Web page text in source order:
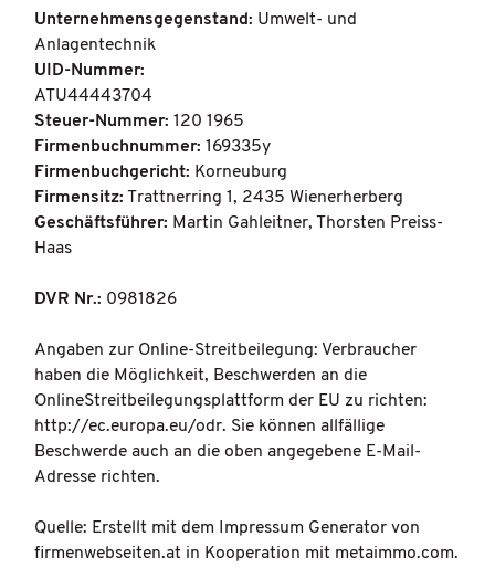
Unternehmensgegenstand: Umwelt- und
Anlagentechnik
UID-Nummer:
ATU44443704
Steuer-Nummer: 120 1965
Firmenbuchnummer: 169335y
Firmenbuchgericht: Korneuburg
Firmensitz: Trattnerring 1, 2435 Wienerherberg
Geschäftsführer: Martin Gahleitner, Thorsten Preiss-
Haas
DVR Nr.: 0981826
Angaben zur Online-Streitbeilegung: Verbraucher
haben die Möglichkeit, Beschwerden an die
OnlineStreitbeilegungsplattform der EU zu richten:
http://ec.europa.eu/odr. Sie können allfällige
Beschwerde auch an die oben angegebene E-Mail-
Adresse richten.
Quelle: Erstellt mit dem
Impressum Generator von
firmenwebseiten.at in Kooperation mit metaimmo.com.